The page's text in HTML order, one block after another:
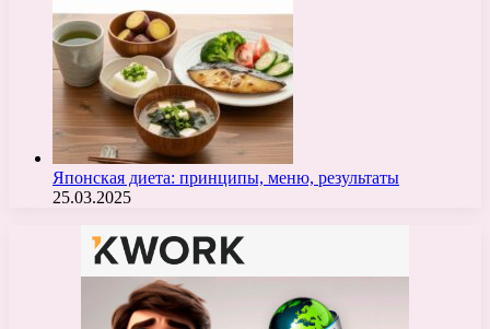
Японская диета: принципы, меню, результаты
25.03.2025